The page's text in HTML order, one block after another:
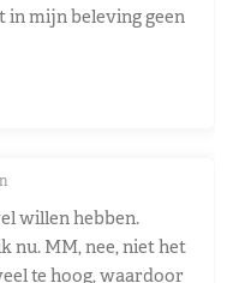
in mijn beleving geen
willen hebben.
nu. MM, nee, niet het
te hoog, waardoor